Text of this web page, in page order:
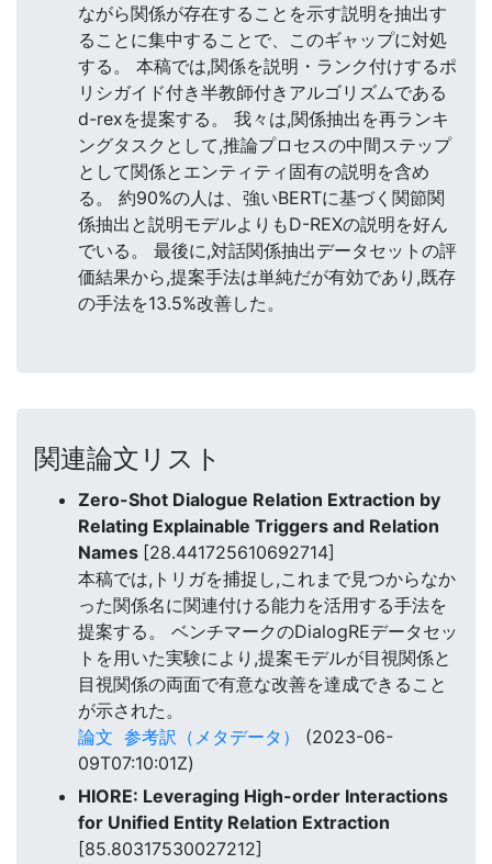
ながら関係が存在することを示す説明を抽出す
ることに集中することで、このギャップに対処
する。 本稿では,関係を説明・ランク付けするポ
リシガイド付き半教師付きアルゴリズムである
d-rexを提案する。 我々は,関係抽出を再ランキ
ングタスクとして,推論プロセスの中間ステップ
として関係とエンティティ固有の説明を含め
る。 約90%の人は、強いBERTに基づく関節関
係抽出と説明モデルよりもD-REXの説明を好ん
でいる。 最後に,対話関係抽出データセットの評
価結果から,提案手法は単純だが有効であり,既存
の手法を13.5%改善した。
関連論文リスト
Zero-Shot Dialogue Relation Extraction by
Relating Explainable Triggers and Relation
Names [28.441725610692714]
本稿では,トリガを捕捉し,これまで見つからなか
った関係名に関連付ける能力を活用する手法を
提案する。 ベンチマークのDialogREデータセッ
トを用いた実験により,提案モデルが目視関係と
目視関係の両面で有意な改善を達成できること
が示された。
論文 参考訳（メタデータ）
(2023-06-
09T07:10:01Z)
HIORE: Leveraging High-order Interactions
for Unified Entity Relation Extraction
[85.80317530027212]